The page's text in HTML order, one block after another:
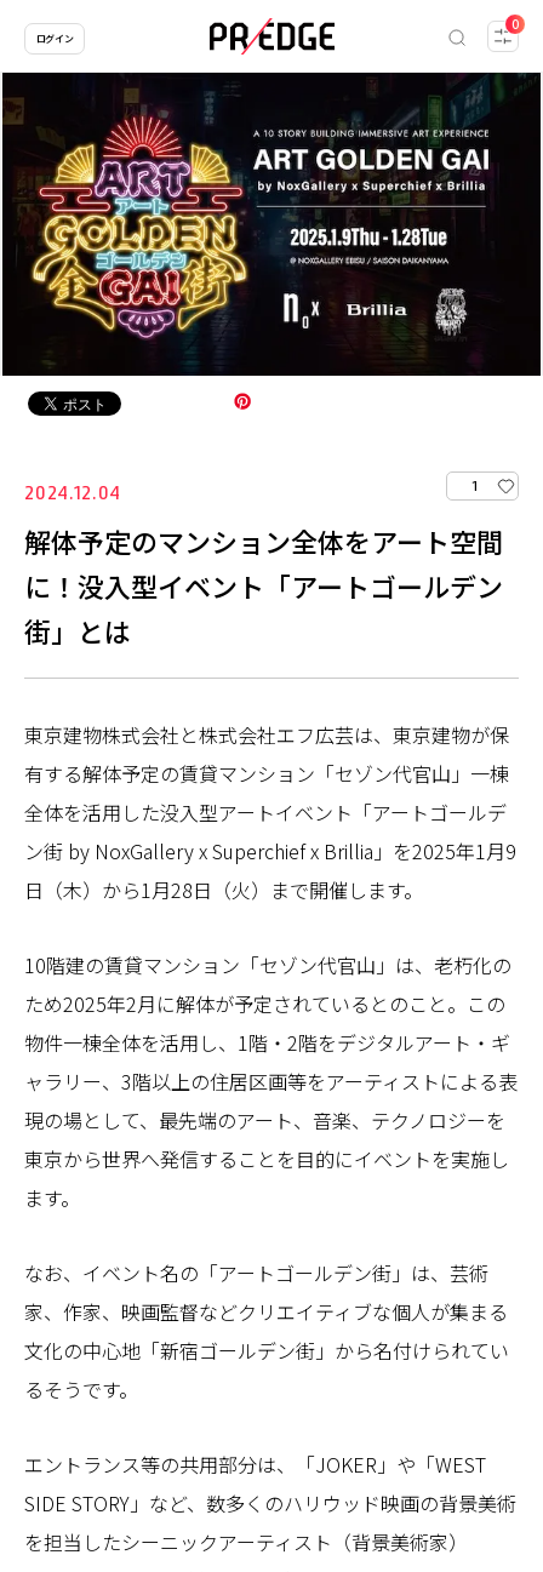
0
ログイン
2024.12.04 1
解体予定のマンション全体をアート空間
に！没入型イベント「アートゴールデン
街」とは
東京建物株式会社と株式会社エフ広芸は、東京建物が保
有する解体予定の賃貸マンション「セゾン代官山」一棟
全体を活用した没入型アートイベント「アートゴールデ
ン街 by NoxGallery x Superchief x Brillia」を2025年1月9
日（木）から1月28日（火）まで開催します。
10階建の賃貸マンション「セゾン代官山」は、老朽化の
ため2025年2月に解体が予定されているとのこと。この
物件一棟全体を活用し、1階・2階をデジタルアート・ギ
ャラリー、3階以上の住居区画等をアーティストによる表
現の場として、最先端のアート、音楽、テクノロジーを
東京から世界へ発信することを目的にイベントを実施し
ます。
なお、イベント名の「アートゴールデン街」は、芸術
家、作家、映画監督などクリエイティブな個人が集まる
文化の中心地「新宿ゴールデン街」から名付けられてい
るそうです。
エントランス等の共用部分は、「JOKER」や「WEST
SIDE STORY」など、数多くのハリウッド映画の背景美術
を担当したシーニックアーティスト（背景美術家）